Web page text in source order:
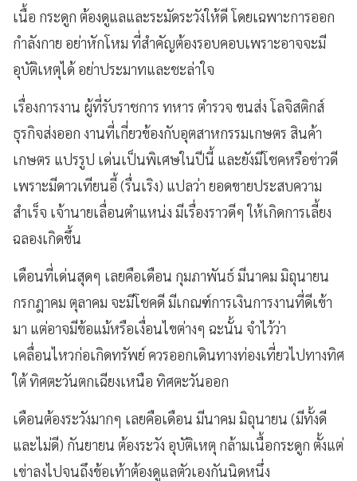
เนื้อ กระดูก ต้องดูแลและระมัดระวังให้ดี โดยเฉพาะการออก
กำลังกาย อย่าหักโหม ที่สำคัญต้องรอบคอบเพราะอาจจะมี
อุบัติเหตุได้ อย่าประมาทและชะล่าใจ
เรื่องการงาน ผู้ที่รับราชการ ทหาร ตำรวจ ขนส่ง โลจิสติกส์
ธุรกิจส่งออก งานที่เกี่ยวข้องกับอุตสาหกรรมเกษตร สินค้า
เกษตร แปรรูป เด่นเป็นพิเศษในปีนี้ และยังมีโชคหรือข่าวดี
เพราะมีดาวเทียนอี้ (รื่นเริง) แปลว่า ยอดขายประสบความ
สำเร็จ เจ้านายเลื่อนตำแหน่ง มีเรื่องราวดีๆ ให้เกิดการเลี้ยง
ฉลองเกิดขึ้น
เดือนที่เด่นสุดๆ เลยคือเดือน กุมภาพันธ์ มีนาคม มิถุนายน
กรกฎาคม ตุลาคม จะมีโชคดี มีเกณฑ์การเงินการงานที่ดีเข้า
มา แต่อาจมีข้อแม้หรือเงื่อนไขต่างๆ ฉะนั้น จำไว้ว่า
เคลื่อนไหวก่อเกิดทรัพย์ ควรออกเดินทางท่องเที่ยวไปทางทิศ
ใต้ ทิศตะวันตกเฉียงเหนือ ทิศตะวันออก
เดือนต้องระวังมากๆ เลยคือเดือน มีนาคม มิถุนายน (มีทั้งดี
และไม่ดี) กันยายน ต้องระวัง อุบัติเหตุ กล้ามเนื้อกระดูก ตั้งแต่
เข่าลงไปจนถึงข้อเท้าต้องดูแลตัวเองกันนิดหนึ่ง